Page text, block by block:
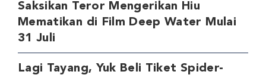
Saksikan Teror Mengerikan Hiu
Mematikan di Film Deep Water Mulai
31 Juli
Lagi Tayang, Yuk Beli Tiket Spider-